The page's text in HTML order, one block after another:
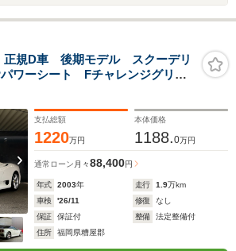
規D車 後期モデル スクーデリ
ワーシート Fチャレンジグリ
ー 純正OPレッドキャリパー ス
支払総額
1220万円
本体価格
1188.0万円
通常ローン 月々88,400円
年式 2003年 走行 1.9万km
車検
'26/11 修復
なし
保証
保証付 整備
法定整備付
住所
福岡県糟屋郡